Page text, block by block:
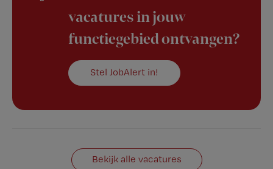
vacatures in jouw
functiegebied ontvangen?
Stel JobAlert in!
Bekijk alle vacatures